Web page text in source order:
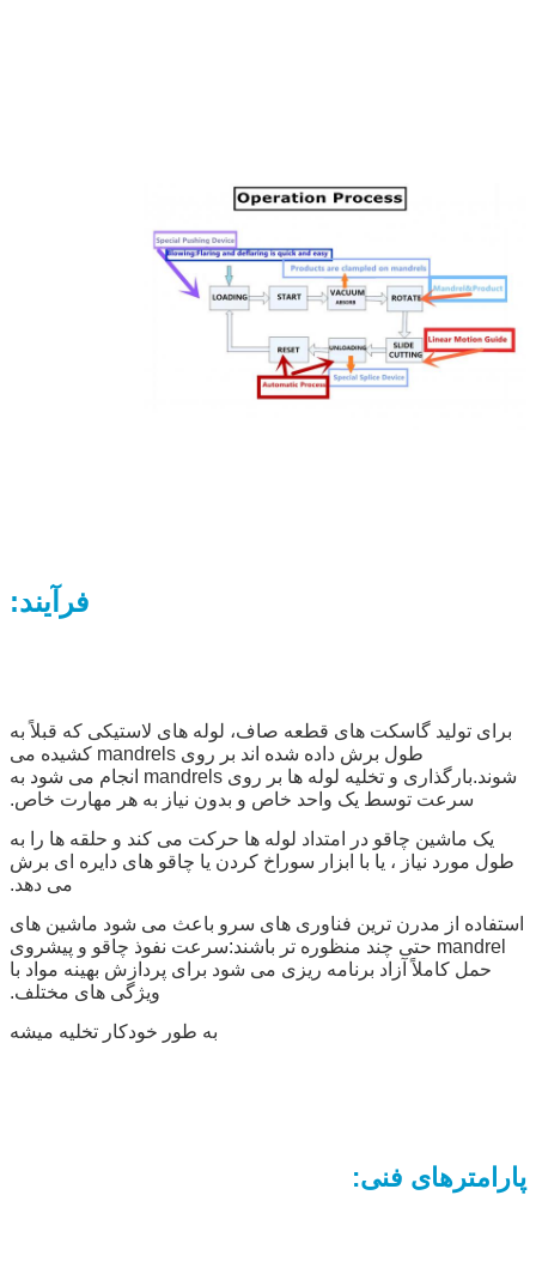
فرآیند:
برای تولید گاسکت های قطعه صاف، لوله های لاستیکی که قبلاً به
طول برش داده شده اند بر روی mandrels کشیده می
شوند.بارگذاری و تخلیه لوله ها بر روی mandrels انجام می شود به
سرعت توسط یک واحد خاص و بدون نیاز به هر مهارت خاص.
یک ماشین چاقو در امتداد لوله ها حرکت می کند و حلقه ها را به
طول مورد نیاز ، یا با ابزار سوراخ کردن یا چاقو های دایره ای برش
می دهد.
استفاده از مدرن ترین فناوری های سرو باعث می شود ماشین های
mandrel حتی چند منظوره تر باشند:سرعت نفوذ چاقو و پیشروی
حمل کاملاً آزاد برنامه ریزی می شود برای پردازش بهینه مواد با
ویژگی های مختلف.
به طور خودکار تخليه ميشه
پارامترهای فنی: